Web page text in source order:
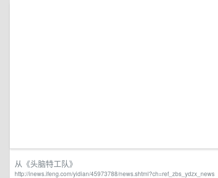
从《头脑特工队》
http://inews.ifeng.com/yidian/45973788/news.shtml?ch=ref_zbs_ydzx_news